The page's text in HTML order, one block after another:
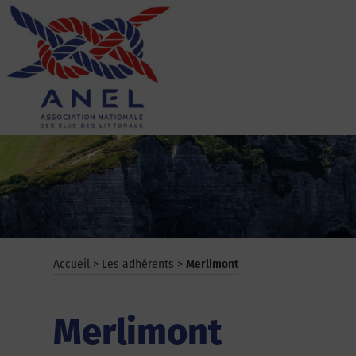
Aller
contenu
ANEL
Accueil > Les adhérents > Merlimont
Merlimont